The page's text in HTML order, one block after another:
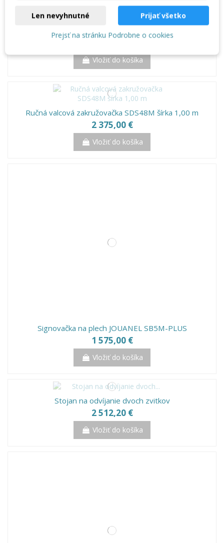
Odvíjač zvitkov 5 tonový - šírka 1 250 mm
Vložiť do košíka
Ručná valcová zakružovačka SDS48M šírka 1,00 m
2 375,00 €
Vložiť do košíka
Signovačka na plech JOUANEL SB5M-PLUS
1 575,00 €
Vložiť do košíka
Stojan na odvíjanie dvoch zvitkov
2 512,20 €
Vložiť do košíka
Len nevyhnutné Prijať všetko
Prejsť na stránku Podrobne o cookies